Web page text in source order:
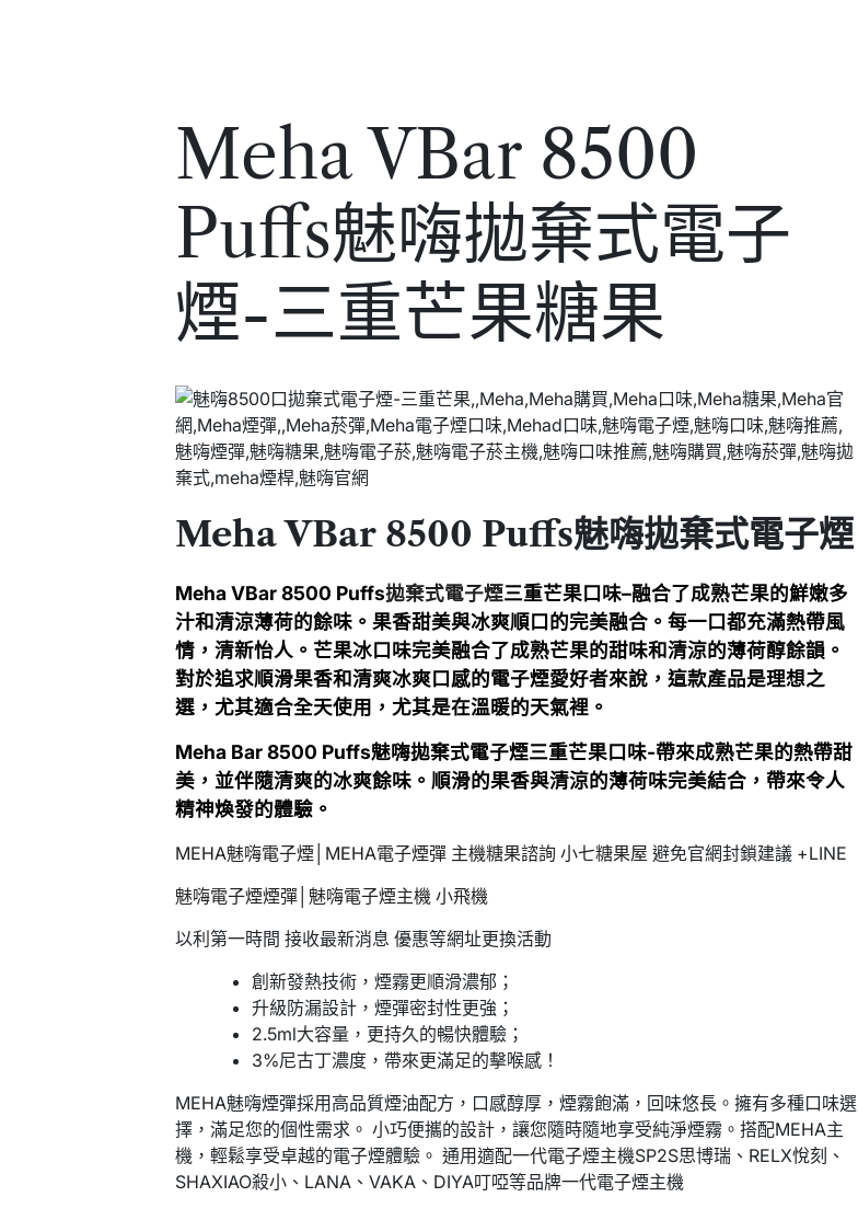
Meha VBar 8500
Puffs魅嗨拋棄式電子
煙-三重芒果糖果
Meha VBar 8500 Puffs魅嗨拋棄式電子煙
Meha VBar 8500 Puffs拋棄式電子煙三重芒果口味–融合了成熟芒果的鮮嫩多
汁和清涼薄荷的餘味 。果香甜美與冰爽順口的完美融合。每一口都充滿熱帶風
情，清新怡人。 芒果冰口味完美融合了成熟芒果的甜味和清涼的薄荷醇餘韻 。
對於追求順滑果香和清爽冰爽口感的電子煙愛好者來說，這款產品是理想之
選，尤其適合全天使用，尤其是在溫暖的天氣裡。
Meha Bar 8500 Puffs魅嗨拋棄式電子煙三重芒果口味-帶來成熟芒果的熱帶甜
美，並伴隨清爽的冰爽餘味。順滑的果香與清涼的薄荷味完美結合，帶來令人
精神煥發的體驗。
MEHA魅嗨電子煙│MEHA電子煙彈 主機糖果諮詢 小七糖果屋 避免官網封鎖建議 +LINE
魅嗨電子煙煙彈│ 魅嗨電子煙主機 小飛機
以利第一時間 接收最新消息 優惠等網址更換活動
創新發熱技術，煙霧更順滑濃郁；
升級防漏設計，煙彈密封性更強；
2.5ml大容量，更持久的暢快體驗；
3%尼古丁濃度，帶來更滿足的擊喉感！
MEHA魅嗨煙彈採用高品質煙油配方，口感醇厚，煙霧飽滿，回味悠長。擁有多種口味選
擇，滿足您的個性需求。 小巧便攜的設計，讓您隨時隨地享受純淨煙霧。搭配MEHA主
機，輕鬆享受卓越的電子煙體驗。 通用適配一代電子煙主機SP2S思博瑞、RELX悅刻、
SHAXIAO殺小、LANA、VAKA、DIYA叮啞等品牌一代電子煙主機